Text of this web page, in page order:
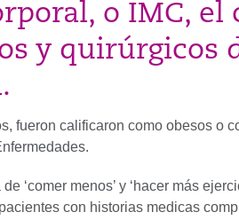
o IMC, el
y quirúrgicos
fueron calificaron como obesos o
‘comer menos’ y ‘hacer más
con historias medicas